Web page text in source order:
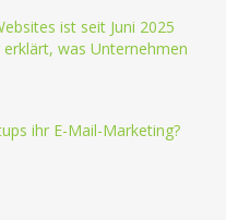
ist seit Juni 2025
was Unternehmen
ihr E-Mail-Marketing?